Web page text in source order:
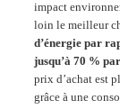
impact
loin le meilleur
d’énergie par
jusqu’à 70 %
prix d’achat est
grâce à une